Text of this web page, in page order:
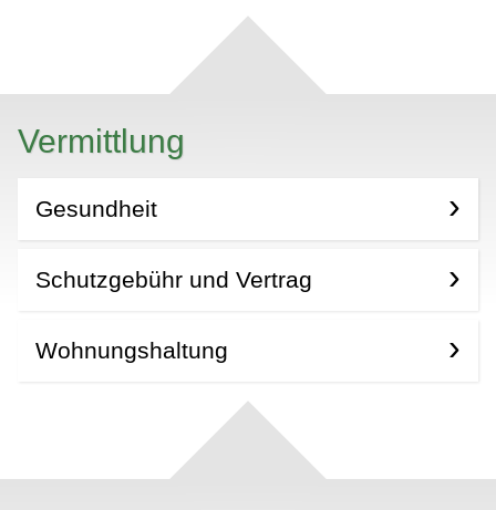
Vermittlung
Gesundheit
Schutzgebühr und Vertrag
Wohnungshaltung